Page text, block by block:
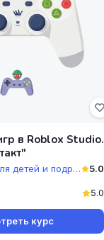
в Roblox Studio.
ИТ-школа для детей и подростков “Стартория” 5.0
5.0
курс